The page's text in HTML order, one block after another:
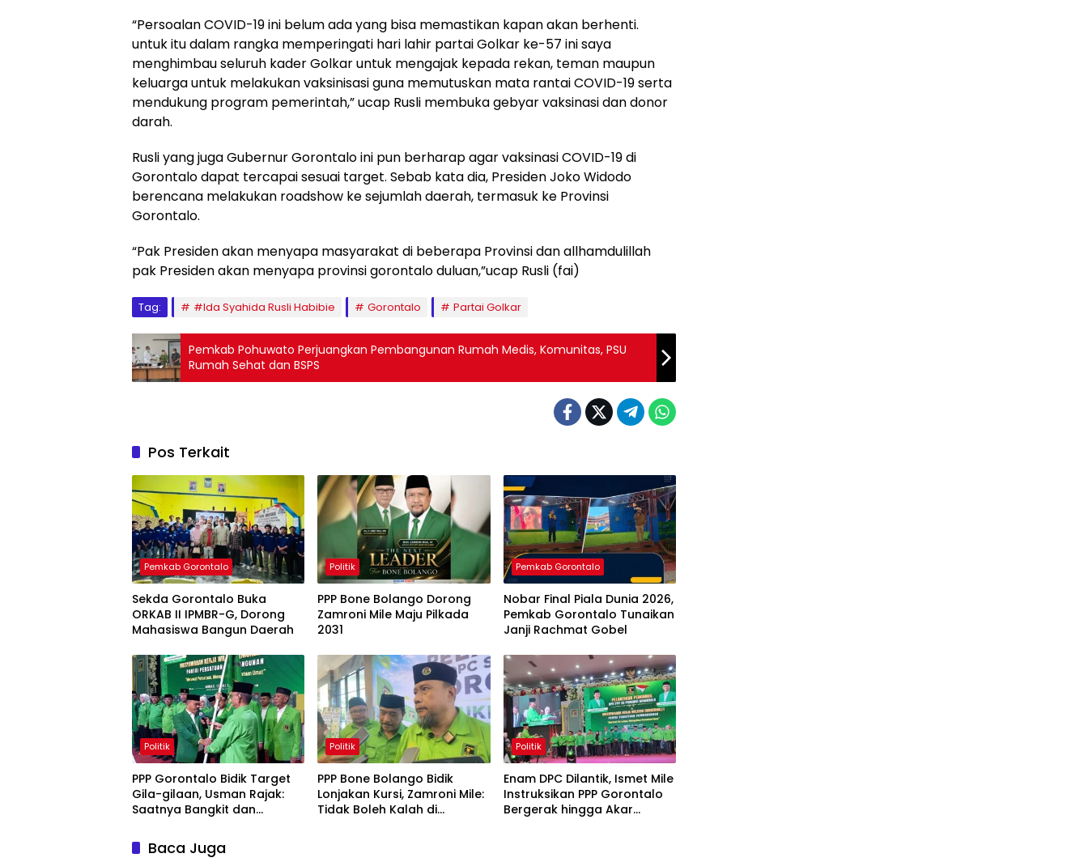
“Persoalan COVID-19 ini belum ada yang bisa memastikan kapan akan berhenti.
untuk itu dalam rangka memperingati hari lahir partai Golkar ke-57 ini saya
menghimbau seluruh kader Golkar untuk mengajak kepada rekan, teman maupun
keluarga untuk melakukan vaksinisasi guna memutuskan mata rantai COVID-19 serta
mendukung program pemerintah,” ucap Rusli membuka gebyar vaksinasi dan donor
darah.
Rusli yang juga Gubernur Gorontalo ini pun berharap agar vaksinasi COVID-19 di
Gorontalo dapat tercapai sesuai target. Sebab kata dia, Presiden Joko Widodo
berencana melakukan roadshow ke sejumlah daerah, termasuk ke Provinsi
Gorontalo.
“Pak Presiden akan menyapa masyarakat di beberapa Provinsi dan allhamdulillah
pak Presiden akan menyapa provinsi gorontalo duluan,”ucap Rusli (fai)
Tag: #Ida Syahida Rusli Habibie Gorontalo Partai Golkar
Pemkab Pohuwato Perjuangkan Pembangunan Rumah Medis, Komunitas, PSU
Rumah Sehat dan BSPS
Pos Terkait
Pemkab Gorontalo
Sekda Gorontalo Buka
ORKAB II IPMBR-G, Dorong
Mahasiswa Bangun Daerah
Politik
PPP Bone Bolango Dorong
Zamroni Mile Maju Pilkada
2031
Pemkab Gorontalo
Nobar Final Piala Dunia 2026,
Pemkab Gorontalo Tunaikan
Janji Rachmat Gobel
Politik
PPP Gorontalo Bidik Target
Gila-gilaan, Usman Rajak:
Saatnya Bangkit dan
Politik
PPP Bone Bolango Bidik
Lonjakan Kursi, Zamroni Mile:
Tidak Boleh Kalah di
Politik
Enam DPC Dilantik, Ismet Mile
Instruksikan PPP Gorontalo
Bergerak hingga Akar
Baca Juga